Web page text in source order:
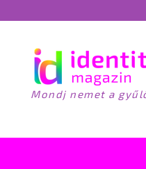
Mondj nemet a